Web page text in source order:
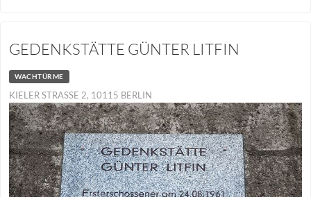
GEDENKSTÄTTE GÜNTER LITFIN
WACHTÜRME
KIELER STRASSE 2, 10115 BERLIN